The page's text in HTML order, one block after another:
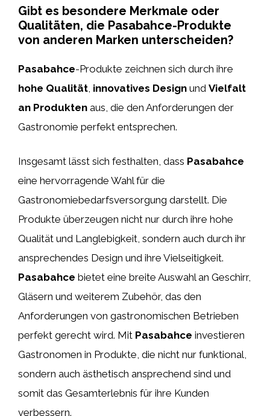
Gibt es besondere Merkmale oder
Qualitäten, die Pasabahce-Produkte
von anderen Marken unterscheiden?
Pasabahce-Produkte zeichnen sich durch ihre
hohe Qualität innovatives Design und Vielfalt
an Produkten aus, die den Anforderungen der
Gastronomie perfekt entsprechen.
Insgesamt lässt sich festhalten, dass Pasabahce
eine hervorragende Wahl für die
Gastronomiebedarfsversorgung darstellt. Die
Produkte überzeugen nicht nur durch ihre hohe
Qualität und Langlebigkeit, sondern auch durch ihr
ansprechendes Design und ihre Vielseitigkeit.
Pasabahce bietet eine breite Auswahl an Geschirr,
Gläsern und weiterem Zubehör, das den
Anforderungen von gastronomischen Betrieben
perfekt gerecht wird. Mit Pasabahce investieren
Gastronomen in Produkte, die nicht nur funktional,
sondern auch ästhetisch ansprechend sind und
somit das Gesamterlebnis für ihre Kunden
verbessern.